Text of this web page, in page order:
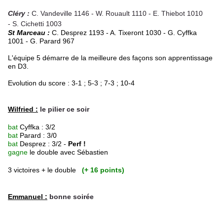
Cléry : C. Vandeville 1146 - W. Rouault 1110 - E. Thiebot 1010
- S. Cichetti 1003
St Marceau : C. Desprez 1193 - A. Tixeront 1030 - G. Cyffka
1001 - G. Parard 967
L'équipe 5 démarre de la meilleure des façons son apprentissage
en D3.
Evolution du score : 3-1 ; 5-3 ; 7-3 ; 10-4
Wilfried : le pilier ce soir
bat Cyffka : 3/2
bat Parard : 3/0
bat Desprez : 3/2 - Perf !
gagne le double avec Sébastien
3 victoires + le double (+ 16 points)
Emmanuel : bonne soirée